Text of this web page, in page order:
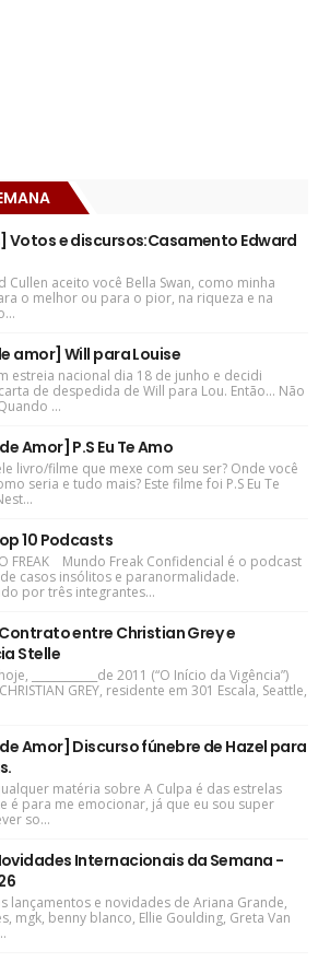
Votos e discursos:Casamento Edward
Cullen aceito você Bella Swan, como minha
o melhor ou para o pior, na riqueza e na
amor] Will para Louise
estreia nacional dia 18 de junho e decidi
de despedida de Will para Lou. Então... Não
...
Amor] P.S Eu Te Amo
livro/filme que mexe com seu ser? Onde você
seria e tudo mais? Este filme foi P.S Eu Te
10 Podcasts
FREAK Mundo Freak Confidencial é o podcast
casos insólitos e paranormalidade.
por três integrantes...
entre Christian Grey e
Stelle
____________de 2011 (“O Início da Vigência”)
CHRISTIAN GREY, residente em 301 Escala, Seattle,
Amor] Discurso fúnebre de Hazel para
matéria sobre A Culpa é das estrelas
é para me emocionar, já que eu sou super
so...
Internacionais da Semana -
lançamentos e novidades de Ariana Grande,
mgk, benny blanco, Ellie Goulding, Greta Van